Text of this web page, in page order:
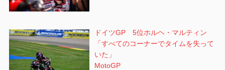
ドイツGP 5位ホルヘ・マルティン
「すべてのコーナーでタイムを失って
いた」
MotoGP